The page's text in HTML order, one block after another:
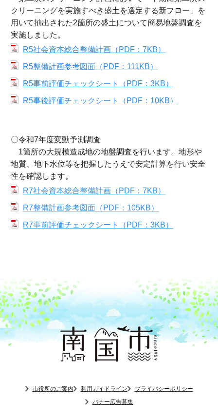
クリーニングを実施すべき盛土を選定する新フロー」を
用いて抽出された2箇所の盛土について簡易地盤調査を
実施しました。
R5社会資本総合整備計画（PDF：7KB）
R5整備計画参考図面（PDF：111KB）
R5事前評価チェックシート（PDF：3KB）
R5事後評価チェックシート（PDF：10KB）
〇令和7年度変動予測調査
1箇所の大規模造成地の地盤調査を行います。地形や
地質、地下水位等を把握したうえで安定計算を行い安全
性を確認します。
R7社会資本総合整備計画（PDF：7KB）
R7整備計画参考図面（PDF：105KB）
R7事前評価チェックシート（PDF：3KB）
市役所のご案内 利用ガイドライン
プライバシーポリシー
バナー広告募集